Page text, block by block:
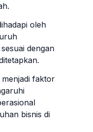
oleh
dengan
faktor
bisnis di